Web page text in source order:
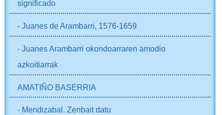
significado
- Juanes de Arambarri, 1576-1659
- Juanes Arambarri okondoarraren amodio
azkoitiarrak
AMATIÑO BASERRIA
- Mendizabal. Zenbait datu